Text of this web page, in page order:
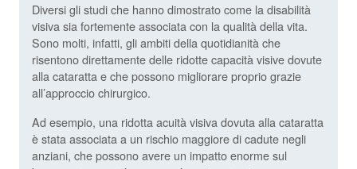
Diversi gli studi che hanno dimostrato come la disabilità
visiva sia fortemente associata con la qualità della vita.
Sono molti, infatti, gli ambiti della quotidianità che
risentono direttamente delle ridotte capacità visive dovute
alla cataratta e che possono migliorare proprio grazie
all’approccio chirurgico.
Ad esempio, una ridotta acuità visiva dovuta alla cataratta
è stata associata a un rischio maggiore di cadute negli
anziani, che possono avere un impatto enorme sul